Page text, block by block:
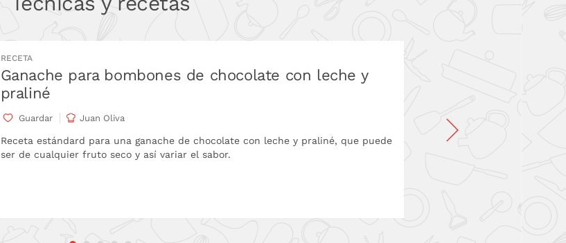
RECETA
Ganache para bombones de chocolate con leche y
praliné
Guardar Juan Oliva
Receta estándard para una ganache de chocolate con leche y praliné, que puede
ser de cualquier fruto seco y así variar el sabor.